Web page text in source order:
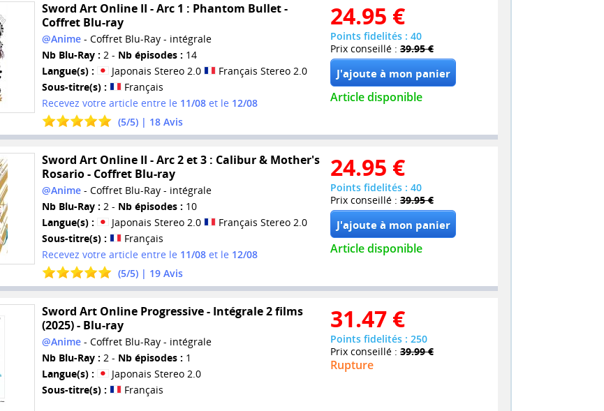
Sword Art Online II - Arc 1 : Phantom Bullet -
Coffret Blu-ray
@Anime- Coffret Blu-Ray - intégrale
Nb Blu-Ray : 2 - Nb épisodes : 14
Langue(s) :
Japonais Stereo 2.0
Français Stereo 2.0
Sous-titre(s) :
Français
Recevez votre article entre le 11/08et le 12/08
(5/5) | 18Avis
24.95 €
Points fidelités : 40
Prix conseillé : 39.95 €
Article disponible
Sword Art Online II - Arc 2 et 3 : Calibur & Mother's
Rosario - Coffret Blu-ray
@Anime- Coffret Blu-Ray - intégrale
Nb Blu-Ray : 2 - Nb épisodes : 10
Langue(s) :
Japonais Stereo 2.0
Français Stereo 2.0
Sous-titre(s) :
Français
Recevez votre article entre le 11/08et le 12/08
(5/5) | 19Avis
24.95 €
Points fidelités : 40
Prix conseillé : 39.95 €
Article disponible
Sword Art Online Progressive - Intégrale 2 films
(2025) - Blu-ray
@Anime- Coffret Blu-Ray - intégrale
Nb Blu-Ray : 2 - Nb épisodes : 1
Langue(s) :
Japonais Stereo 2.0
Sous-titre(s) :
Français
31.47 €
Points fidelités : 250
Prix conseillé : 39.99 €
Rupture